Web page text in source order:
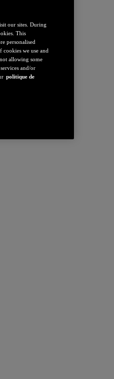
our sites. During
This
personalised
we use and
allowing some
and/or
politique de